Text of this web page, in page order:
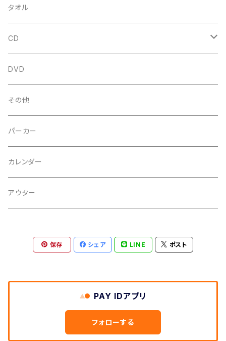
タオル
CD
シングル
アルバム
ミニアルバム
オムニバス
スプリット
DVD
その他
パーカー
カレンダー
アウター
保存 シェア LINE ポスト
PAY IDアプリ
フォローする